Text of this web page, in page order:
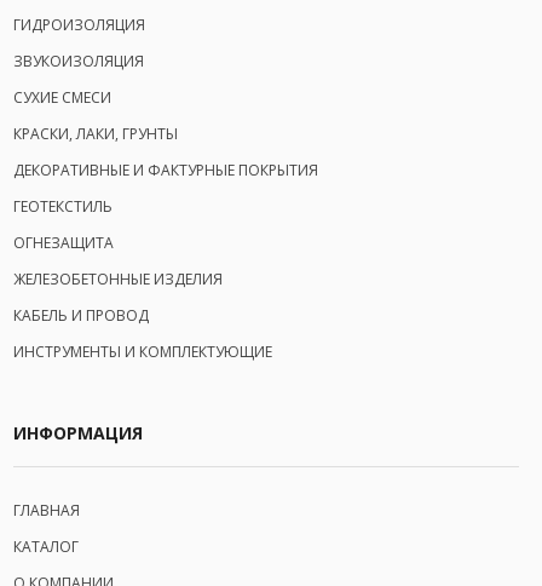
ГИДРОИЗОЛЯЦИЯ
ЗВУКОИЗОЛЯЦИЯ
СУХИЕ СМЕСИ
КРАСКИ, ЛАКИ, ГРУНТЫ
ДЕКОРАТИВНЫЕ И ФАКТУРНЫЕ ПОКРЫТИЯ
ГЕОТЕКСТИЛЬ
ОГНЕЗАЩИТА
ЖЕЛЕЗОБЕТОННЫЕ ИЗДЕЛИЯ
КАБЕЛЬ И ПРОВОД
ИНСТРУМЕНТЫ И КОМПЛЕКТУЮЩИЕ
ИНФОРМАЦИЯ
ГЛАВНАЯ
КАТАЛОГ